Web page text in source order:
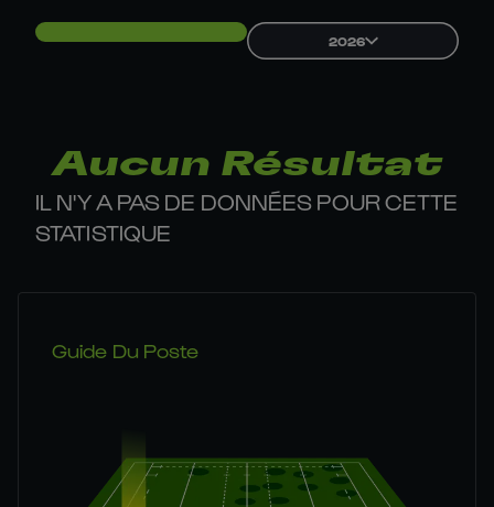
2026
Aucun Résultat
IL N'Y A PAS DE DONNÉES POUR CETTE
STATISTIQUE
Guide Du Poste